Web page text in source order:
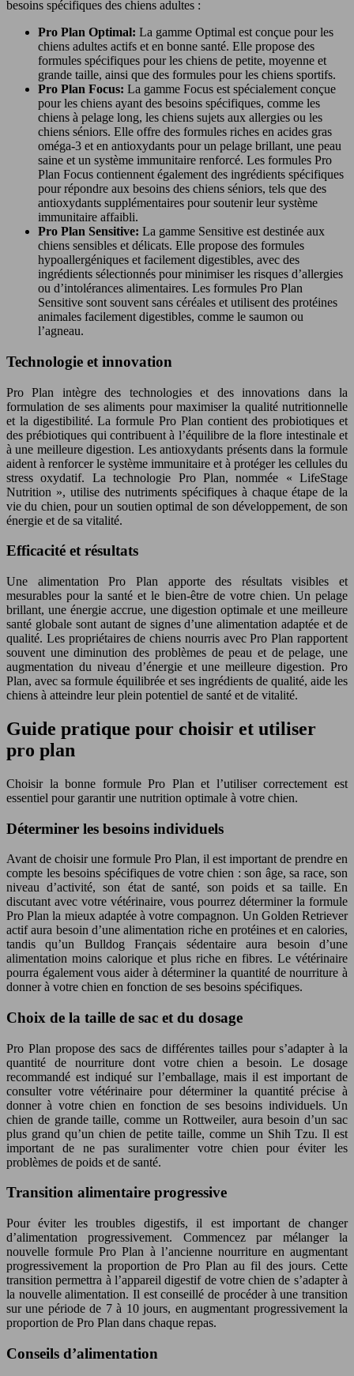
besoins spécifiques des chiens adultes :
Pro Plan Optimal: La gamme Optimal est conçue pour les
chiens adultes actifs et en bonne santé. Elle propose des
formules spécifiques pour les chiens de petite, moyenne et
grande taille, ainsi que des formules pour les chiens sportifs.
Pro Plan Focus: La gamme Focus est spécialement conçue
pour les chiens ayant des besoins spécifiques, comme les
chiens à pelage long, les chiens sujets aux allergies ou les
chiens séniors. Elle offre des formules riches en acides gras
oméga-3 et en antioxydants pour un pelage brillant, une peau
saine et un système immunitaire renforcé. Les formules Pro
Plan Focus contiennent également des ingrédients spécifiques
pour répondre aux besoins des chiens séniors, tels que des
antioxydants supplémentaires pour soutenir leur système
immunitaire affaibli.
Pro Plan Sensitive: La gamme Sensitive est destinée aux
chiens sensibles et délicats. Elle propose des formules
hypoallergéniques et facilement digestibles, avec des
ingrédients sélectionnés pour minimiser les risques d’allergies
ou d’intolérances alimentaires. Les formules Pro Plan
Sensitive sont souvent sans céréales et utilisent des protéines
animales facilement digestibles, comme le saumon ou
l’agneau.
Technologie et innovation
Pro Plan intègre des technologies et des innovations dans la
formulation de ses aliments pour maximiser la qualité nutritionnelle
et la digestibilité. La formule Pro Plan contient des probiotiques et
des prébiotiques qui contribuent à l’équilibre de la flore intestinale et
à une meilleure digestion. Les antioxydants présents dans la formule
aident à renforcer le système immunitaire et à protéger les cellules du
stress oxydatif. La technologie Pro Plan, nommée « LifeStage
Nutrition », utilise des nutriments spécifiques à chaque étape de la
vie du chien, pour un soutien optimal de son développement, de son
énergie et de sa vitalité.
Efficacité et résultats
Une alimentation Pro Plan apporte des résultats visibles et
mesurables pour la santé et le bien-être de votre chien. Un pelage
brillant, une énergie accrue, une digestion optimale et une meilleure
santé globale sont autant de signes d’une alimentation adaptée et de
qualité. Les propriétaires de chiens nourris avec Pro Plan rapportent
souvent une diminution des problèmes de peau et de pelage, une
augmentation du niveau d’énergie et une meilleure digestion. Pro
Plan, avec sa formule équilibrée et ses ingrédients de qualité, aide les
chiens à atteindre leur plein potentiel de santé et de vitalité.
Guide pratique pour choisir et utiliser
pro plan
Choisir la bonne formule Pro Plan et l’utiliser correctement est
essentiel pour garantir une nutrition optimale à votre chien.
Déterminer les besoins individuels
Avant de choisir une formule Pro Plan, il est important de prendre en
compte les besoins spécifiques de votre chien : son âge, sa race, son
niveau d’activité, son état de santé, son poids et sa taille. En
discutant avec votre vétérinaire, vous pourrez déterminer la formule
Pro Plan la mieux adaptée à votre compagnon. Un Golden Retriever
actif aura besoin d’une alimentation riche en protéines et en calories,
tandis qu’un Bulldog Français sédentaire aura besoin d’une
alimentation moins calorique et plus riche en fibres. Le vétérinaire
pourra également vous aider à déterminer la quantité de nourriture à
donner à votre chien en fonction de ses besoins spécifiques.
Choix de la taille de sac et du dosage
Pro Plan propose des sacs de différentes tailles pour s’adapter à la
quantité de nourriture dont votre chien a besoin. Le dosage
recommandé est indiqué sur l’emballage, mais il est important de
consulter votre vétérinaire pour déterminer la quantité précise à
donner à votre chien en fonction de ses besoins individuels. Un
chien de grande taille, comme un Rottweiler, aura besoin d’un sac
plus grand qu’un chien de petite taille, comme un Shih Tzu. Il est
important de ne pas suralimenter votre chien pour éviter les
problèmes de poids et de santé.
Transition alimentaire progressive
Pour éviter les troubles digestifs, il est important de changer
d’alimentation progressivement. Commencez par mélanger la
nouvelle formule Pro Plan à l’ancienne nourriture en augmentant
progressivement la proportion de Pro Plan au fil des jours. Cette
transition permettra à l’appareil digestif de votre chien de s’adapter à
la nouvelle alimentation. Il est conseillé de procéder à une transition
sur une période de 7 à 10 jours, en augmentant progressivement la
proportion de Pro Plan dans chaque repas.
Conseils d’alimentation